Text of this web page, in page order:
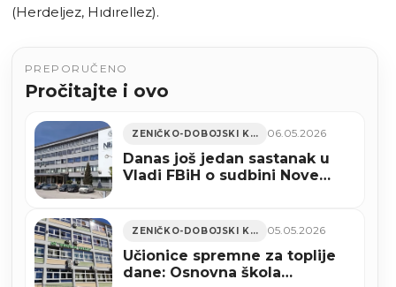
(Herdeljez, Hıdırellez).
PREPORUČENO
Pročitajte i ovo
ZENIČKO-DOBOJSKI KANTON 06.05.2026
Danas još jedan sastanak u
Vladi FBiH o sudbini Nove
ZENIČKO-DOBOJSKI KANTON 05.05.2026
Učionice spremne za toplije
dane: Osnovna škola